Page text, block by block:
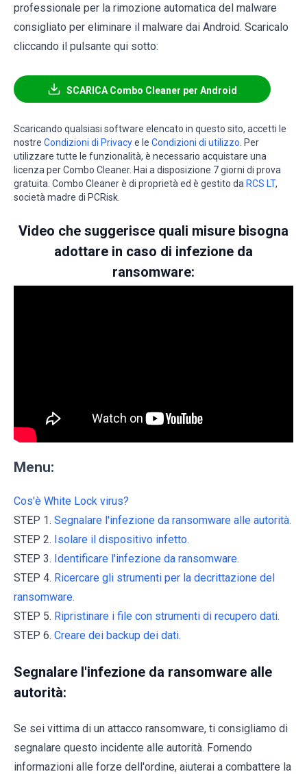
professionale per la rimozione automatica del malware
consigliato per eliminare il malware dai Android. Scaricalo
cliccando il pulsante qui sotto:
SCARICA Combo Cleaner per Android
Scaricando qualsiasi software elencato in questo sito, accetti le
nostre Condizioni di Privacye le Condizioni di utilizzo . Per
utilizzare tutte le funzionalità, è necessario acquistare una
licenza per Combo Cleaner. Hai a disposizione 7 giorni di prova
gratuita. Combo Cleaner è di proprietà ed è gestito da RCS LT,
società madre di PCRisk.
Video che suggerisce quali misure bisogna
adottare in caso di infezione da
ransomware:
Menu:
Cos'è White Lock virus?
STEP 1. Segnalare l'infezione da ransomware alle autorità.
STEP 2. Isolare il dispositivo infetto.
STEP 3. Identificare l'infezione da ransomware.
STEP 4. Ricercare gli strumenti per la decrittazione del
ransomware.
STEP 5. Ripristinare i file con strumenti di recupero dati.
STEP 6. Creare dei backup dei dati.
Segnalare l'infezione da ransomware alle
autorità:
Se sei vittima di un attacco ransomware, ti consigliamo di
segnalare questo incidente alle autorità. Fornendo
informazioni alle forze dell'ordine, aiuterai a combattere la